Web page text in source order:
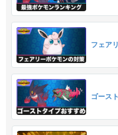
フェア
ゴース